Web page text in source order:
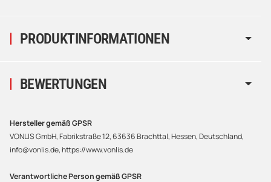
PRODUKTINFORMATIONEN
BEWERTUNGEN
Hersteller gemäß GPSR
VONLIS GmbH, Fabrikstraße 12, 63636 Brachttal, Hessen, Deutschland,
info@vonlis.de, https://www.vonlis.de
Verantwortliche Person gemäß GPSR